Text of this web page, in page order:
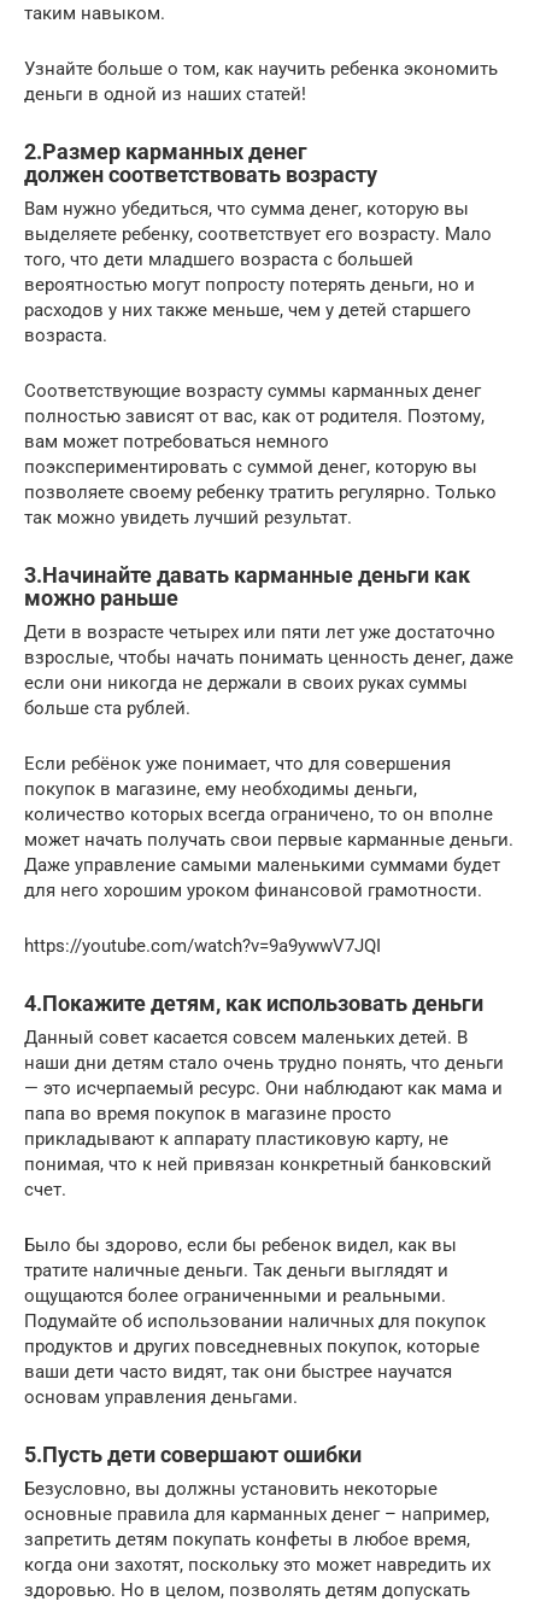
таким навыком.
Узнайте больше о том, как научить ребенка экономить
деньги в одной из наших статей!
2.Размер карманных денег
должен соответствовать возрасту
Вам нужно убедиться, что сумма денег, которую вы
выделяете ребенку, соответствует его возрасту. Мало
того, что дети младшего возраста с большей
вероятностью могут попросту потерять деньги, но и
расходов у них также меньше, чем у детей старшего
возраста.
Соответствующие возрасту суммы карманных денег
полностью зависят от вас, как от родителя. Поэтому,
вам может потребоваться немного
поэкспериментировать с суммой денег, которую вы
позволяете своему ребенку тратить регулярно. Только
так можно увидеть лучший результат.
3.Начинайте давать карманные деньги как
можно раньше
Дети в возрасте четырех или пяти лет уже достаточно
взрослые, чтобы начать понимать ценность денег, даже
если они никогда не держали в своих руках суммы
больше ста рублей.
Если ребёнок уже понимает, что для совершения
покупок в магазине, ему необходимы деньги,
количество которых всегда ограничено, то он вполне
может начать получать свои первые карманные деньги.
Даже управление самыми маленькими суммами будет
для него хорошим уроком финансовой грамотности.
https://youtube.com/watch?v=9a9ywwV7JQI
4.Покажите детям, как использовать деньги
Данный совет касается совсем маленьких детей. В
наши дни детям стало очень трудно понять, что деньги
— это исчерпаемый ресурс. Они наблюдают как мама и
папа во время покупок в магазине просто
прикладывают к аппарату пластиковую карту, не
понимая, что к ней привязан конкретный банковский
счет.
Было бы здорово, если бы ребенок видел, как вы
тратите наличные деньги. Так деньги выглядят и
ощущаются более ограниченными и реальными.
Подумайте об использовании наличных для покупок
продуктов и других повседневных покупок, которые
ваши дети часто видят, так они быстрее научатся
основам управления деньгами.
5.Пусть дети совершают ошибки
Безусловно, вы должны установить некоторые
основные правила для карманных денег – например,
запретить детям покупать конфеты в любое время,
когда они захотят, поскольку это может навредить их
здоровью. Но в целом, позволять детям допускать